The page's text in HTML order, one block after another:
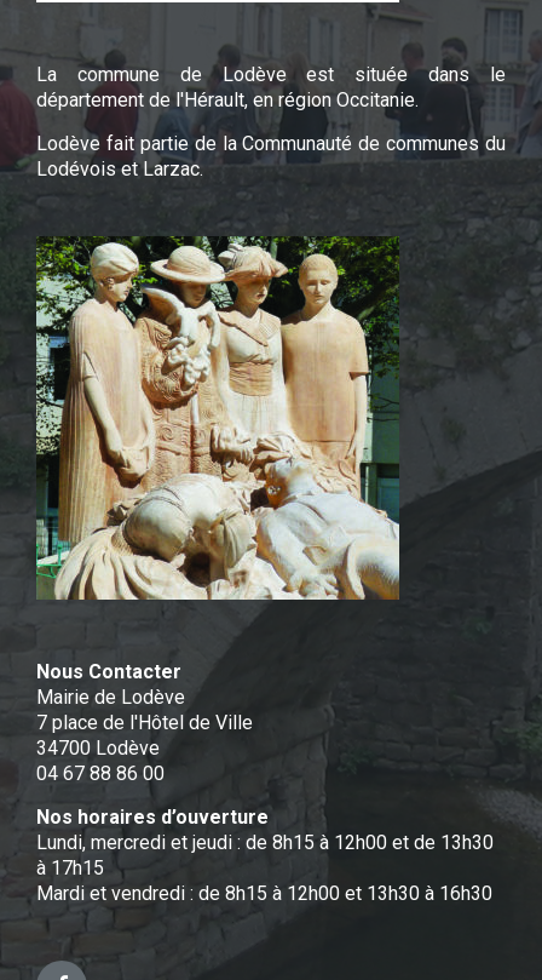
La commune de Lodève est située dans le
département de l'Hérault, en région Occitanie.
Lodève fait partie de la Communauté de communes du
Lodévois et Larzac.
Nous Contacter
Mairie de Lodève
7 place de l'Hôtel de Ville
34700 Lodève
04 67 88 86 00
Nos horaires d’ouverture
Lundi, mercredi et jeudi : de 8h15 à 12h00 et de 13h30
à 17h15
Mardi et vendredi : de 8h15 à 12h00 et 13h30 à 16h30